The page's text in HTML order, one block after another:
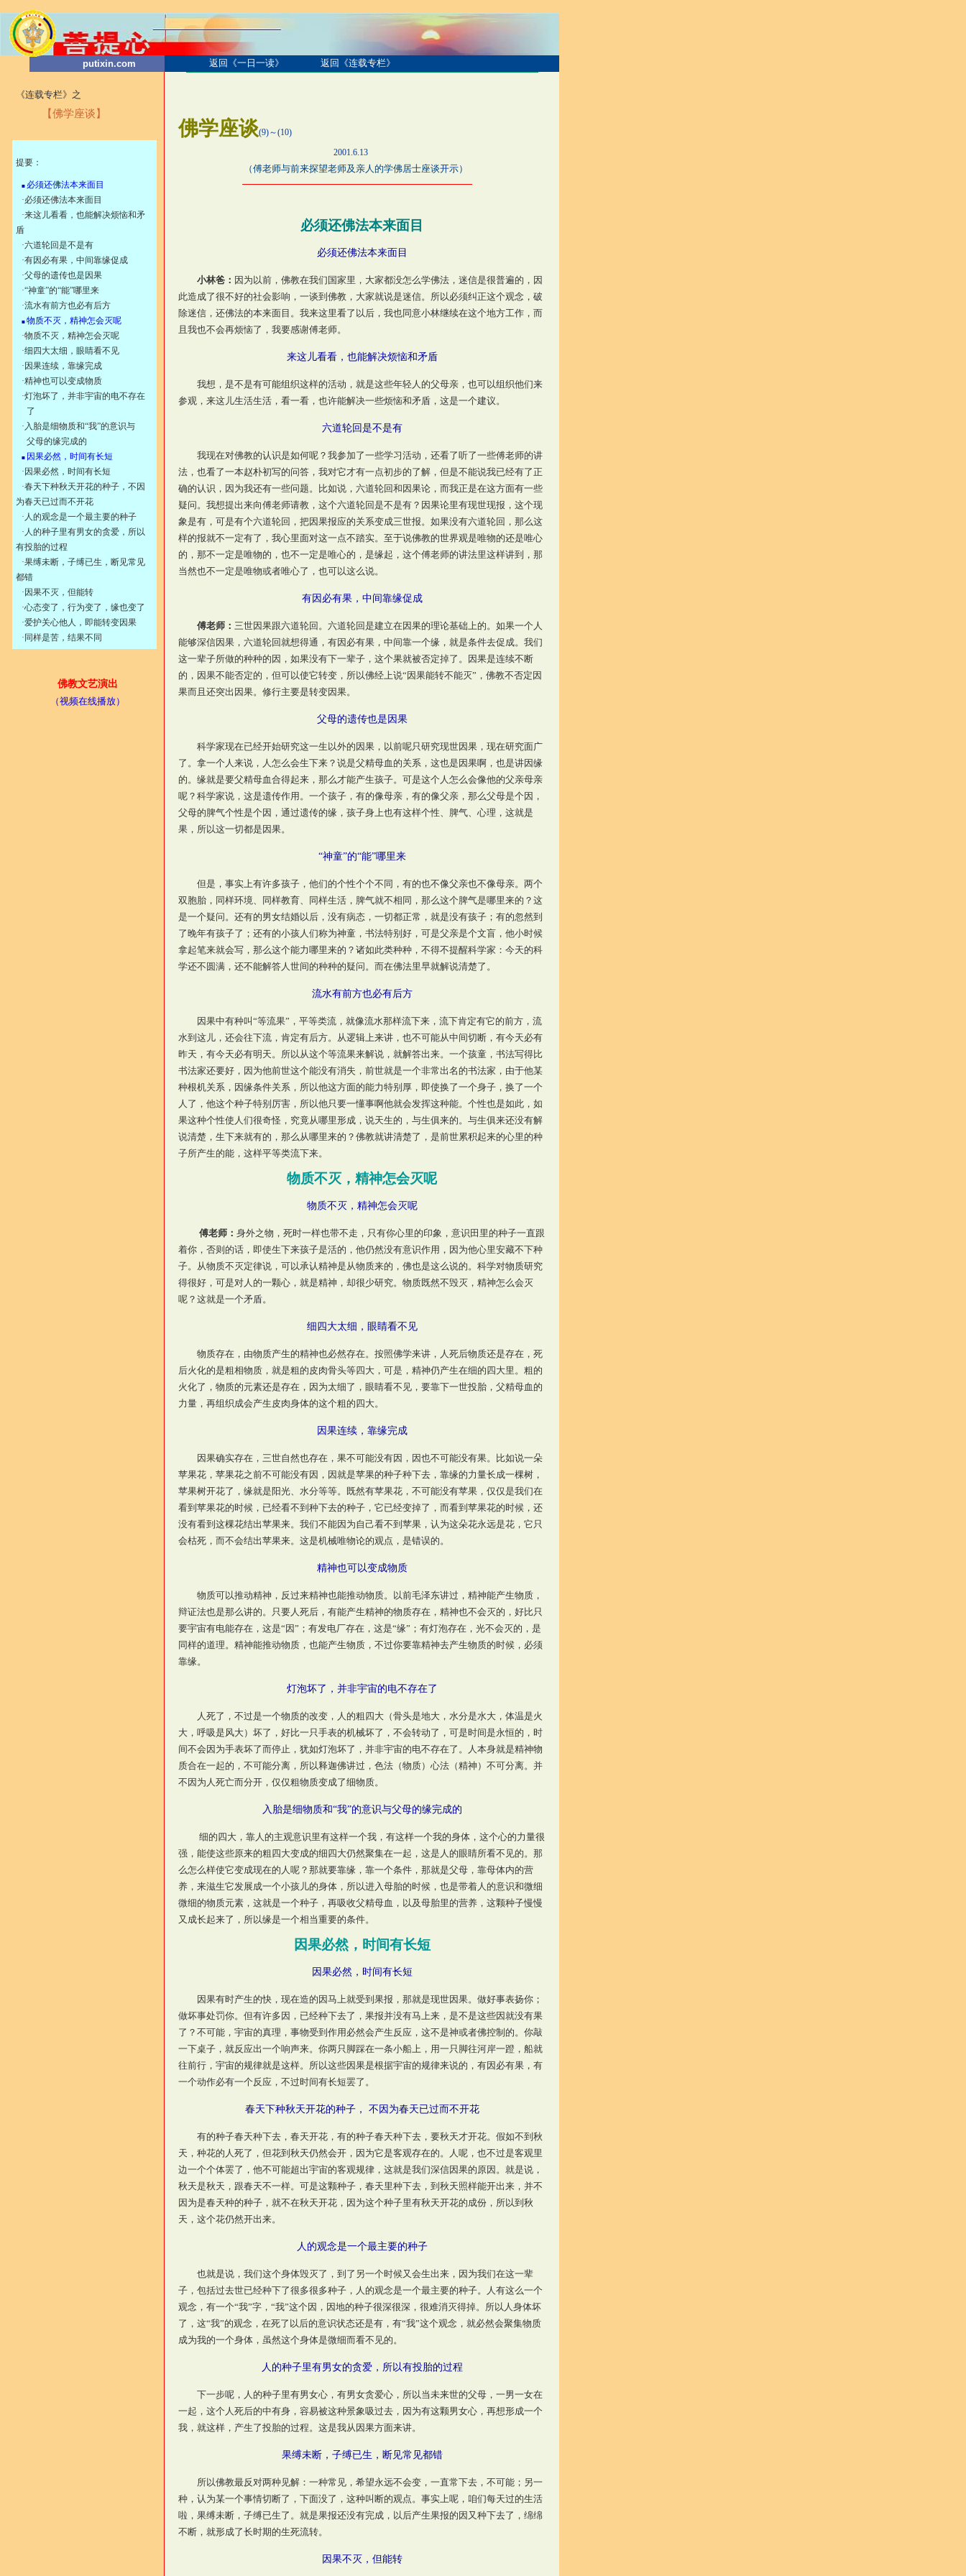
putixin.com 返回《一日一读》 返回《连载专栏》
佛教文艺演出
（视频在线播放）
佛学座谈(9)～(10)
2001.6.13
（傅老师与前来探望老师及亲人的学佛居士座谈开示）
必须还佛法本来面目
必须还佛法本来面目
小林爸： 因为以前，佛教在我们国家里，大家都没怎么学佛法，迷信是很普遍的，因
此造成了很不好的社会影响，一谈到佛教，大家就说是迷信。所以必须纠正这个观念，破
除迷信，还佛法的本来面目。我来这里看了以后，我也同意小林继续在这个地方工作，而
且我也不会再烦恼了，我要感谢傅老师。
来这儿看看，也能解决烦恼和矛盾
我想，是不是有可能组织这样的活动，就是这些年轻人的父母亲，也可以组织他们来
参观，来这儿生活生活，看一看，也许能解决一些烦恼和矛盾，这是一个建议。
六道轮回是不是有
我现在对佛教的认识是如何呢？我参加了一些学习活动，还看了听了一些傅老师的讲
法，也看了一本赵朴初写的问答，我对它才有一点初步的了解，但是不能说我已经有了正
确的认识，因为我还有一些问题。比如说，六道轮回和因果论，而我正是在这方面有一些
疑问。我想提出来向傅老师请教，这个六道轮回是不是有？因果论里有现世现报，这个现
象是有，可是有个六道轮回，把因果报应的关系变成三世报。如果没有六道轮回，那么这
样的报就不一定有了，我心里面对这一点不踏实。至于说佛教的世界观是唯物的还是唯心
的，那不一定是唯物的，也不一定是唯心的，是缘起，这个傅老师的讲法里这样讲到，那
当然也不一定是唯物或者唯心了，也可以这么说。
有因必有果，中间靠缘促成
傅老师： 三世因果跟六道轮回。六道轮回是建立在因果的理论基础上的。如果一个人
能够深信因果，六道轮回就想得通，有因必有果，中间靠一个缘，就是条件去促成。我们
这一辈子所做的种种的因，如果没有下一辈子，这个果就被否定掉了。因果是连续不断
的，因果不能否定的，但可以使它转变，所以佛经上说“因果能转不能灭”，佛教不否定因
果而且还突出因果。修行主要是转变因果。
父母的遗传也是因果
科学家现在已经开始研究这一生以外的因果，以前呢只研究现世因果，现在研究面广
了。拿一个人来说，人怎么会生下来？说是父精母血的关系，这也是因果啊，也是讲因缘
的。缘就是要父精母血合得起来，那么才能产生孩子。可是这个人怎么会像他的父亲母亲
呢？科学家说，这是遗传作用。一个孩子，有的像母亲，有的像父亲，那么父母是个因，
父母的脾气个性是个因，通过遗传的缘，孩子身上也有这样个性、脾气、心理，这就是
果，所以这一切都是因果。
“神童”的“能”哪里来
但是，事实上有许多孩子，他们的个性个个不同，有的也不像父亲也不像母亲。两个
双胞胎，同样环境、同样教育、同样生活，脾气就不相同，那么这个脾气是哪里来的？这
是一个疑问。还有的男女结婚以后，没有病态，一切都正常，就是没有孩子；有的忽然到
了晚年有孩子了；还有的小孩人们称为神童，书法特别好，可是父亲是个文盲，他小时候
拿起笔来就会写，那么这个能力哪里来的？诸如此类种种，不得不提醒科学家：今天的科
学还不圆满，还不能解答人世间的种种的疑问。而在佛法里早就解说清楚了。
流水有前方也必有后方
因果中有种叫“等流果”，平等类流，就像流水那样流下来，流下肯定有它的前方，流
水到这儿，还会往下流，肯定有后方。从逻辑上来讲，也不可能从中间切断，有今天必有
昨天，有今天必有明天。所以从这个等流果来解说，就解答出来。一个孩童，书法写得比
书法家还要好，因为他前世这个能没有消失，前世就是一个非常出名的书法家，由于他某
种根机关系，因缘条件关系，所以他这方面的能力特别厚，即使换了一个身子，换了一个
人了，他这个种子特别厉害，所以他只要一懂事啊他就会发挥这种能。个性也是如此，如
果这种个性使人们很奇怪，究竟从哪里形成，说天生的，与生俱来的。与生俱来还没有解
说清楚，生下来就有的，那么从哪里来的？佛教就讲清楚了，是前世累积起来的心里的种
子所产生的能，这样平等类流下来。
物质不灭，精神怎会灭呢
物质不灭，精神怎会灭呢
傅老师： 身外之物，死时一样也带不走，只有你心里的印象，意识田里的种子一直跟
着你，否则的话，即使生下来孩子是活的，他仍然没有意识作用，因为他心里安藏不下种
子。从物质不灭定律说，可以承认精神是从物质来的，佛也是这么说的。科学对物质研究
得很好，可是对人的一颗心，就是精神，却很少研究。物质既然不毁灭，精神怎么会灭
呢？这就是一个矛盾。
细四大太细，眼睛看不见
物质存在，由物质产生的精神也必然存在。按照佛学来讲，人死后物质还是存在，死
后火化的是粗相物质，就是粗的皮肉骨头等四大，可是，精神仍产生在细的四大里。粗的
火化了，物质的元素还是存在，因为太细了，眼睛看不见，要靠下一世投胎，父精母血的
力量，再组织成会产生皮肉身体的这个粗的四大。
因果连续，靠缘完成
因果确实存在，三世自然也存在，果不可能没有因，因也不可能没有果。比如说一朵
苹果花，苹果花之前不可能没有因，因就是苹果的种子种下去，靠缘的力量长成一棵树，
苹果树开花了，缘就是阳光、水分等等。既然有苹果花，不可能没有苹果，仅仅是我们在
看到苹果花的时候，已经看不到种下去的种子，它已经变掉了，而看到苹果花的时候，还
没有看到这棵花结出苹果来。我们不能因为自己看不到苹果，认为这朵花永远是花，它只
会枯死，而不会结出苹果来。这是机械唯物论的观点，是错误的。
精神也可以变成物质
物质可以推动精神，反过来精神也能推动物质。以前毛泽东讲过，精神能产生物质，
辩证法也是那么讲的。只要人死后，有能产生精神的物质存在，精神也不会灭的，好比只
要宇宙有电能存在，这是“因”；有发电厂存在，这是“缘”；有灯泡存在，光不会灭的，是
同样的道理。精神能推动物质，也能产生物质，不过你要靠精神去产生物质的时候，必须
靠缘。
灯泡坏了，并非宇宙的电不存在了
人死了，不过是一个物质的改变，人的粗四大（骨头是地大，水分是水大，体温是火
大，呼吸是风大）坏了，好比一只手表的机械坏了，不会转动了，可是时间是永恒的，时
间不会因为手表坏了而停止，犹如灯泡坏了，并非宇宙的电不存在了。人本身就是精神物
质合在一起的，不可能分离，所以释迦佛讲过，色法（物质）心法（精神）不可分离。并
不因为人死亡而分开，仅仅粗物质变成了细物质。
入胎是细物质和“我”的意识与父母的缘完成的
细的四大，靠人的主观意识里有这样一个我，有这样一个我的身体，这个心的力量很
强，能使这些原来的粗四大变成的细四大仍然聚集在一起，这是人的眼睛所看不见的。那
么怎么样使它变成现在的人呢？那就要靠缘，靠一个条件，那就是父母，靠母体内的营
养，来滋生它发展成一个小孩儿的身体，所以进入母胎的时候，也是带着人的意识和微细
微细的物质元素，这就是一个种子，再吸收父精母血，以及母胎里的营养，这颗种子慢慢
又成长起来了，所以缘是一个相当重要的条件。
因果必然，时间有长短
因果必然，时间有长短
因果有时产生的快，现在造的因马上就受到果报，那就是现世因果。做好事表扬你；
做坏事处罚你。但有许多因，已经种下去了，果报并没有马上来，是不是这些因就没有果
了？不可能，宇宙的真理，事物受到作用必然会产生反应，这不是神或者佛控制的。你敲
一下桌子，就反应出一个响声来。你两只脚踩在一条小船上，用一只脚往河岸一蹬，船就
往前行，宇宙的规律就是这样。所以这些因果是根据宇宙的规律来说的，有因必有果，有
一个动作必有一个反应，不过时间有长短罢了。
春天下种秋天开花的种子， 不因为春天已过而不开花
有的种子春天种下去，春天开花，有的种子春天种下去，要秋天才开花。假如不到秋
天，种花的人死了，但花到秋天仍然会开，因为它是客观存在的。人呢，也不过是客观里
边一个个体罢了，他不可能超出宇宙的客观规律，这就是我们深信因果的原因。就是说，
秋天是秋天，跟春天不一样。可是这颗种子，春天里种下去，到秋天照样能开出来，并不
因为是春天种的种子，就不在秋天开花，因为这个种子里有秋天开花的成份，所以到秋
天，这个花仍然开出来。
人的观念是一个最主要的种子
也就是说，我们这个身体毁灭了，到了另一个时候又会生出来，因为我们在这一辈
子，包括过去世已经种下了很多很多种子，人的观念是一个最主要的种子。人有这么一个
观念，有一个“我”字，“我”这个因，因地的种子很深很深，很难消灭得掉。所以人身体坏
了，这“我”的观念，在死了以后的意识状态还是有，有“我”这个观念，就必然会聚集物质
成为我的一个身体，虽然这个身体是微细而看不见的。
人的种子里有男女的贪爱，所以有投胎的过程
下一步呢，人的种子里有男女心，有男女贪爱心，所以当未来世的父母，一男一女在
一起，这个人死后的中有身，容易被这种景象吸过去，因为有这颗男女心，再想形成一个
我，就这样，产生了投胎的过程。这是我从因果方面来讲。
果缚未断，子缚已生，断见常见都错
所以佛教最反对两种见解：一种常见，希望永远不会变，一直常下去，不可能；另一
种，认为某一个事情切断了，下面没了，这种叫断的观点。事实上呢，咱们每天过的生活
啦，果缚未断，子缚已生了。就是果报还没有完成，以后产生果报的因又种下去了，绵绵
不断，就形成了长时期的生死流转。
因果不灭，但能转
《连载专栏》之
【佛学座谈】
提要：
■ 必须还佛法本来面目
·必须还佛法本来面目
·来这儿看看，也能解决烦恼和矛
盾
·六道轮回是不是有
·有因必有果，中间靠缘促成
·父母的遗传也是因果
·“神童”的“能”哪里来
·流水有前方也必有后方
■ 物质不灭，精神怎会灭呢
·物质不灭，精神怎会灭呢
·细四大太细，眼睛看不见
· 因果连续，靠缘完成
·精神也可以变成物质
·灯泡坏了，并非宇宙的电不存在
了
· 入胎是细物质和“我”的意识与
父母的缘完成的
■ 因果必然，时间有长短
· 因果必然，时间有长短
·春天下种秋天开花的种子，不因
为春天已过而不开花
· 人的观念是一个最主要的种子
· 人的种子里有男女的贪爱，所以
有投胎的过程
·果缚未断，子缚已生，断见常见
都错
· 因果不灭，但能转
·心态变了，行为变了，缘也变了
·爱护关心他人，即能转变因果
· 同样是苦，结果不同